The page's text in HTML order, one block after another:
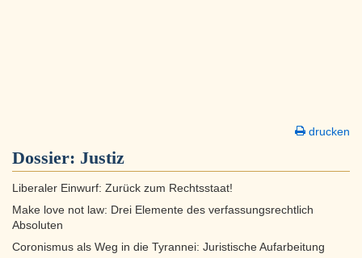
drucken
Dossier: Justiz
Liberaler Einwurf: Zurück zum Rechtsstaat!
Make love not law: Drei Elemente des verfassungsrechtlich
Absoluten
Coronismus als Weg in die Tyrannei: Juristische Aufarbeitung